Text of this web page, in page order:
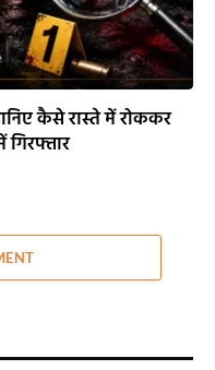
कैसे रास्ते में रोककर